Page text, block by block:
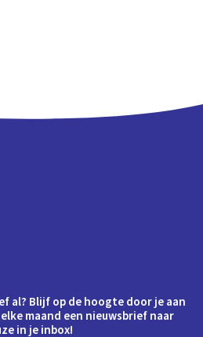
al? Blijf op de hoogte door je aan
maand een nieuwsbrief naar
in je inbox!